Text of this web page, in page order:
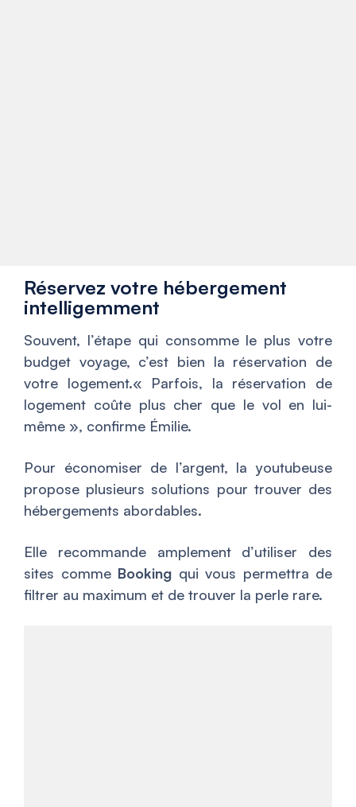
Réservez votre hébergement
intelligemment
Souvent, l’étape qui consomme le plus votre
budget voyage, c’est bien la réservation de
votre logement.« Parfois, la réservation de
logement coûte plus cher que le vol en lui-
même », confirme Émilie.
Pour économiser de l’argent, la youtubeuse
propose plusieurs solutions pour trouver des
hébergements abordables.
Elle recommande amplement d’utiliser des
sites commeBooking qui vous permettra de
filtrer au maximum et de trouver la perle rare.